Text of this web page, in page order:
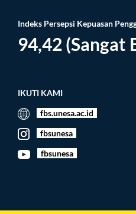
Indeks Persepsi Kepuasan
94,42 (Sangat
IKUTI KAMI
fbs.unesa.ac.id
fbsunesa
fbsunesa